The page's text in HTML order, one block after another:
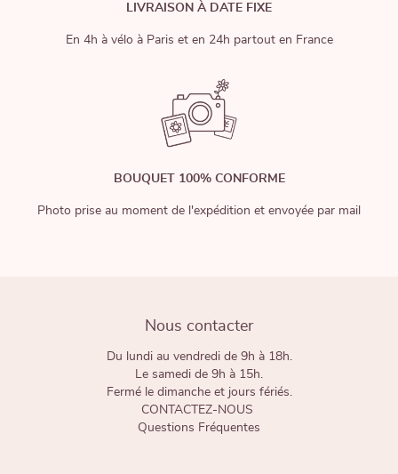
LIVRAISON À DATE FIXE
En 4h à vélo à Paris et en 24h partout en France
BOUQUET 100% CONFORME
Photo prise au moment de l'expédition et envoyée par mail
Nous contacter
Du lundi au vendredi de 9h à 18h.
Le samedi de 9h à 15h.
Fermé le dimanche et jours fériés.
CONTACTEZ-NOUS
Questions Fréquentes